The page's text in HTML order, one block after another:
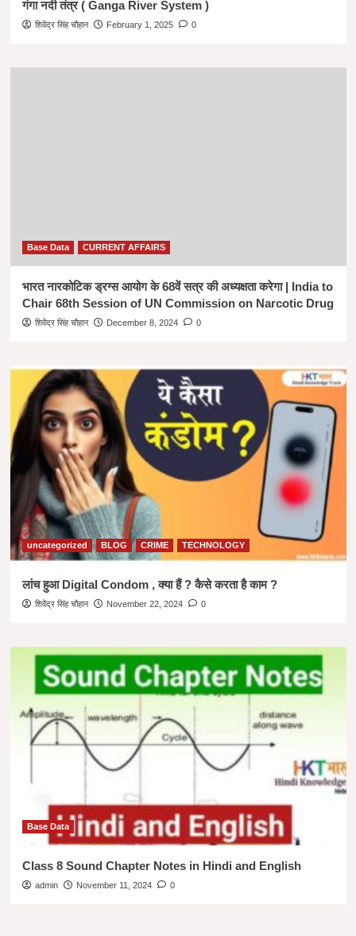
गंगा नदी तंत्र ( Ganga River System )
शिवेंद्र सिंह चौहान February 1, 2025 0
Base Data CURRENT AFFAIRS
भारत नारकोटिक ड्रग्स आयोग के 68वें सत्र की अध्यक्षता करेगा | India to
Chair 68th Session of UN Commission on Narcotic Drug
शिवेंद्र सिंह चौहान December 8, 2024 0
uncategorized BLOG CRIME TECHNOLOGY
लांच हुआ Digital Condom , क्या हैं ? कैसे करता है काम ?
शिवेंद्र सिंह चौहान November 22, 2024 0
Base Data
Class 8 Sound Chapter Notes in Hindi and English
admin November 11, 2024 0